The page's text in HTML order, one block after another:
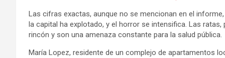
Las cifras exactas, aunque no se mencionan en el
la capital ha explotado, y el horror se intensifica. Las
rincón y son una amenaza constante para la salud pública.
María Lopez, residente de un complejo de apartamentos